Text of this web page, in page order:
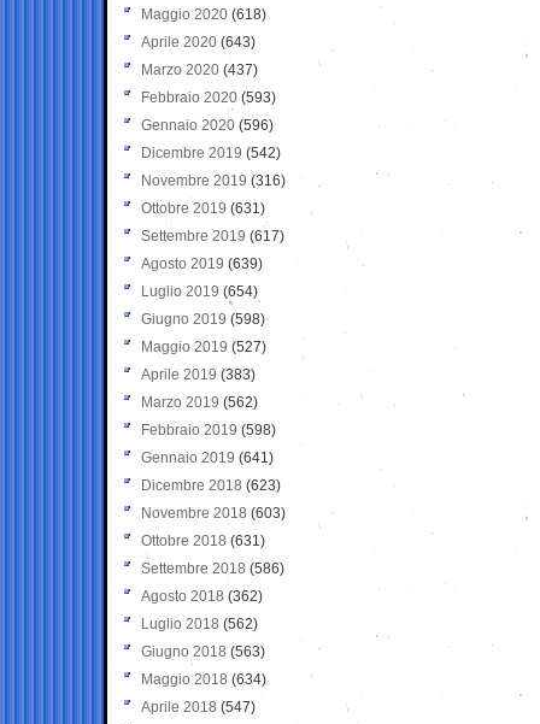
Maggio 2020 (618)
Aprile 2020 (643)
Marzo 2020 (437)
Febbraio 2020 (593)
Gennaio 2020 (596)
Dicembre 2019 (542)
Novembre 2019 (316)
Ottobre 2019 (631)
Settembre 2019 (617)
Agosto 2019 (639)
Luglio 2019 (654)
Giugno 2019 (598)
Maggio 2019 (527)
Aprile 2019 (383)
Marzo 2019 (562)
Febbraio 2019 (598)
Gennaio 2019 (641)
Dicembre 2018 (623)
Novembre 2018 (603)
Ottobre 2018 (631)
Settembre 2018 (586)
Agosto 2018 (362)
Luglio 2018 (562)
Giugno 2018 (563)
Maggio 2018 (634)
Aprile 2018 (547)